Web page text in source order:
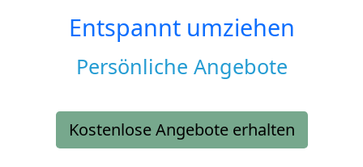
Entspannt umziehen
Persönliche Angebote
Kostenlose Angebote erhalten